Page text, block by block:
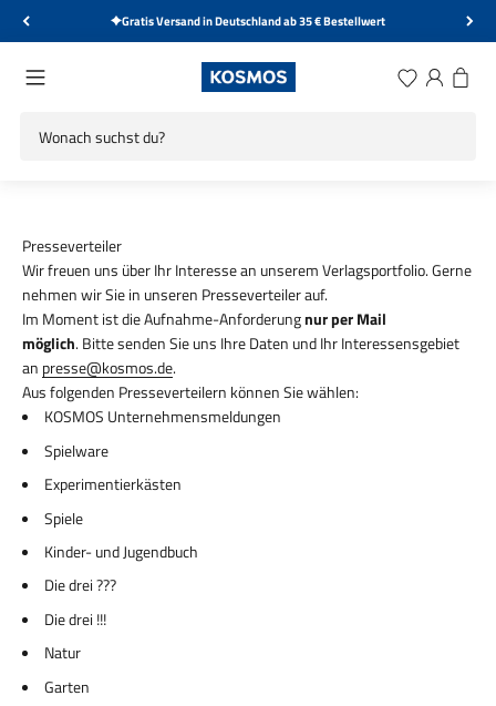
Zum Inhalt springenGratis Versand in Deutschland ab 35 € Bestellwert
Menü KOSMOS Verlag Wunschliste
Anmelden
Presseverteiler
Wir freuen uns über Ihr Interesse an unserem Verlagsportfolio. Gerne
nehmen wir Sie in unseren Presseverteiler auf.
Im Moment ist die Aufnahme-Anforderungnur per Mail
möglich. Bitte senden Sie uns Ihre Daten und Ihr Interessensgebiet
an presse@kosmos.de.
Aus folgenden Presseverteilern können Sie wählen:
KOSMOS Unternehmensmeldungen
Spielware
Experimentierkästen
Spiele
Kinder- und Jugendbuch
Die drei ???
Die drei !!!
Natur
Garten